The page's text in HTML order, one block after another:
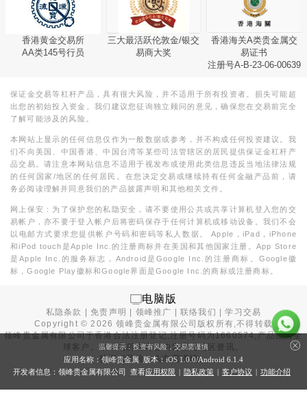
香港黄金交易所
AA类145号行员
三大最活跃伦敦金/银交
易商大奖
香港海关A类贵金属交
易证书
注册号A-B-23-06-00639
保证金交易等杠杆产品，具有很大风险，并不适用于所有投资者。损失可能超
出您的初始投入资金。我们建议您征询独立顾问的意见，确保您在交易前完全
了解可能涉及的风险。
本网站上显示的任何信息仅作为一般数据或参考，并不构成任何投资建议。我
们不向美国、中国香港、中国台湾等某些司法管辖区的居民提供保证金杠杆产
品交易。请注意本网站信息不适用于视发布或使用此类信息违反当地法律法规
的任何国家/地区的任何居民。在您决定交易或继续持有任何金融产品前，请
务必阅读理解并同意我们的产品披露声明和其他相关文件。
网上保安：为了保护您的私隐安全，请不要使用公共或共享计算机登入您的交
易帐户，亦不要于登入帐户后将密码保存于任何计算机或移动设备。我们不会
以电邮方式要求您提供帐户号码和密码等私人数据。 Apple，iPad，iPhone
和iPod touch是Apple Inc.的注册商标并在美国和其他国家注册。App Store
是Apple Inc.的服务标志，Android是Google Inc.的注册商标。Google徽
标，Google Play徽标和Google界面是Google Inc.的商标或注册商标。
电脑版
私隐条款 |免责声明 领峰推广 |联络我们 |学习交易
Copyright ©2026 领峰贵金属有限公司版权所有,不得转载
领峰贵金属有限公司于香港合法注册登记,注册号码为1660574,产品面向全
球客户。本站内所有内容均为香港地区资讯。
投资有风险，入市需谨慎。
温馨提示：投资有风险，交易需谨慎
应用名称：领峰贵金属 版本：iOS 1.0.0/Android 6.1.4
开发者信息：领峰贵金属有限公司 查看应用权限 | 隐私政策 | 客户协议 | 功能介绍